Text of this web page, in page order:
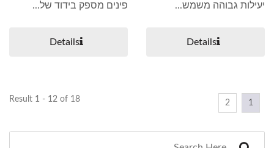
יעילות גבוהה משמש...
Details
פינים מספק בידוד של...
Details
Result 1 - 12 of 18 1
2